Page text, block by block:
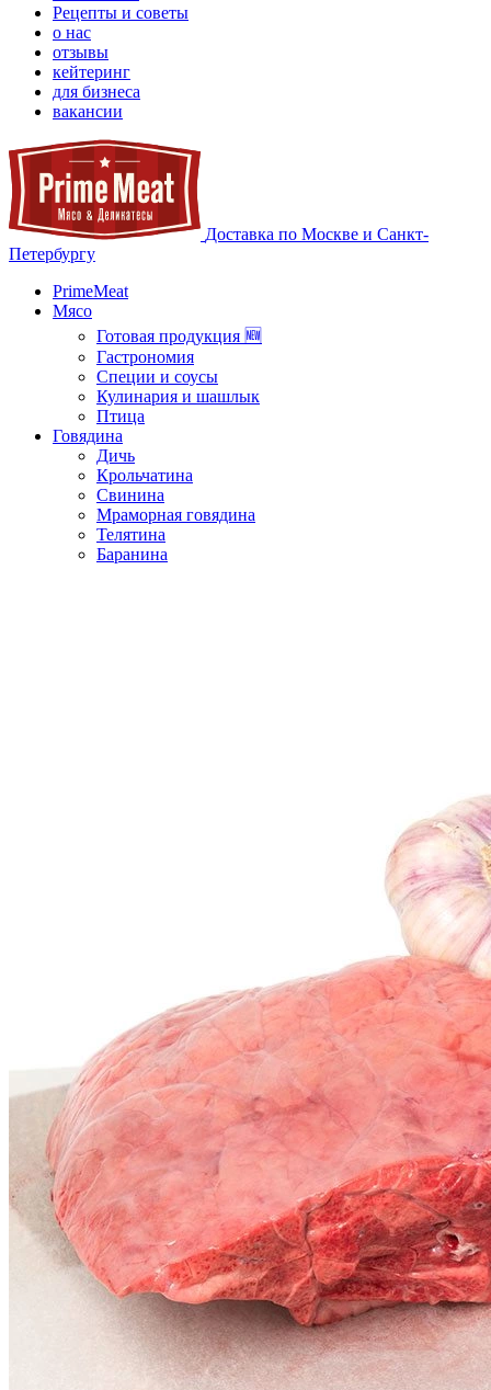
Рецепты и советы
о нас
отзывы
кейтеринг
для бизнеса
вакансии
Доставка по Москве и Санкт-
Петербургу
PrimeMeat
Мясо
Готовая продукция 🆕
Гастрономия
Специи и соусы
Кулинария и шашлык
Птица
Говядина
Дичь
Крольчатина
Свинина
Мраморная говядина
Телятина
Баранина